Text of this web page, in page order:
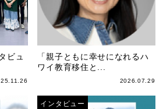
ビュ
「親子ともに幸せになれるハ
ワイ教育移住と...
2026.07.29
インタビュー